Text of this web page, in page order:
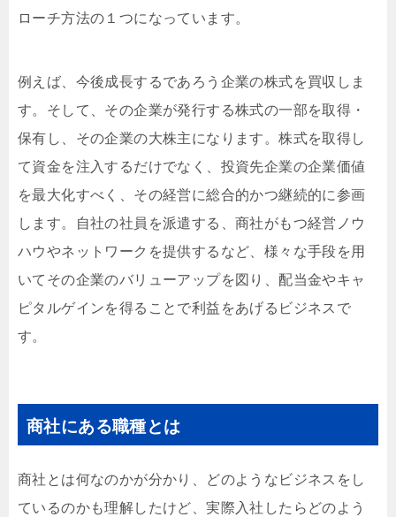
ローチ方法の１つになっています。
例えば、今後成長するであろう企業の株式を買収しま
す。そして、 その企業が発行する株式の一部を取得・
保有し、その企業の大株主になります。株式を取得し
て資金を注入するだけでなく、投資先企業の企業価値
を最大化すべく、その経営に総合的かつ継続的に参画
します。自社の社員を派遣する、商社がもつ経営ノウ
ハウやネットワークを提供するなど、様々な手段を用
いてその企業のバリューアップを図り、配当金やキャ
ピタルゲインを得ることで利益をあげるビジネスで
す。
商社にある職種とは
商社とは何なのかが分かり、どのようなビジネスをし
ているのかも理解したけど、実際入社したらどのよう